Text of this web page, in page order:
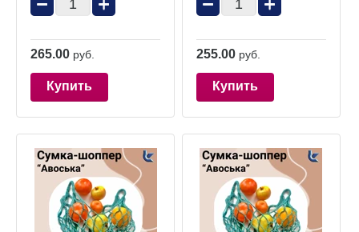
265.00 руб.
Купить
255.00 руб.
Купить